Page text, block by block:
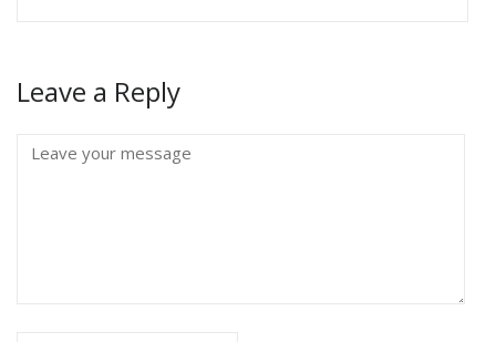
Leave a Reply